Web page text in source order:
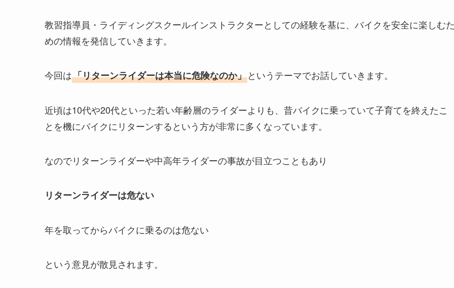
教習指導員・ライディングスクールインストラクターとしての経験を基に、バイクを安全に楽しむ
めの情報を発信していきます。
今回は「リターンライダーは本当に危険なのか」というテーマでお話していきます。
近頃は10代や20代といった若い年齢層のライダーよりも、昔バイクに乗っていて子育てを終えたこ
とを機にバイクにリターンするという方が非常に多くなっています。
なのでリターンライダーや中高年ライダーの事故が目立つこともあり
リターンライダーは危ない
年を取ってからバイクに乗るのは危ない
という意見が散見されます。